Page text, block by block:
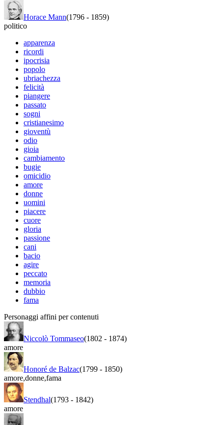
Horace Mann(1796 - 1859)
politico
apparenza
ricordi
ipocrisia
popolo
ubriachezza
felicità
piangere
passato
sogni
cristianesimo
gioventù
odio
gioia
cambiamento
bugie
omicidio
amore
donne
uomini
piacere
cuore
gloria
passione
cani
bacio
agire
peccato
memoria
dubbio
fama
Personaggi affini per contenuti
Niccolò Tommaseo(1802 - 1874)
amore
Honoré de Balzac(1799 - 1850)
amore,donne,fama
Stendhal(1793 - 1842)
amore